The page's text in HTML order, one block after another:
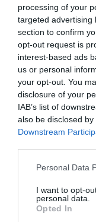
processing of your
targeted advertising
section to confirm
opt-out request is
interest-based ads
us or personal
your opt-out. You
disclosure of your
IAB’s list of
also be disclosed
Downstream
Personal Data
I want to opt-
personal data.
Opted In